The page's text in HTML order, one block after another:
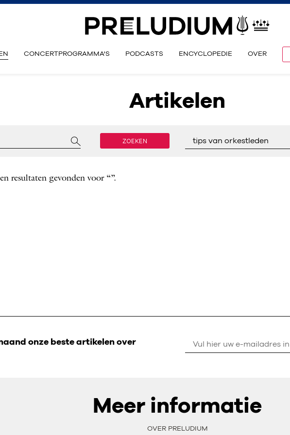
CONCERTPROGRAMMA'S PODCASTS ENCYCLOPEDIE OVER
Artikelen
ZOEKEN tips van orkestleden
resultaten gevonden voor “”.
onze beste artikelen over
Meer informatie
OVER PRELUDIUM